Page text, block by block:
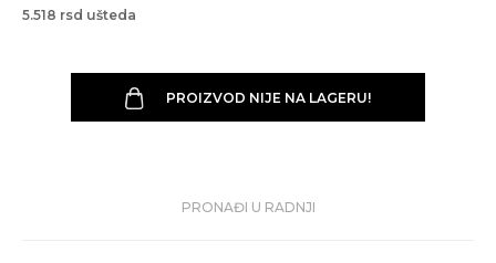
5.518 rsd ušteda
PROIZVOD NIJE NA LAGERU!
PRONAĐI U RADNJI